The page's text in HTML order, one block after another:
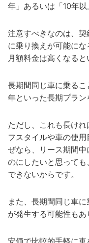
年」あるいは「10年以
注意すべきなのは、
に乗り換えが可能にな
月額料金は高くなると
長期間同じ車に乗る
年といった長期プラン
ただし、これも長け
フスタイルや車の使
ぜなら、リース期間
のにしたいと思って
できないからです。
また、長期間同じ車
が発生する可能性もあ
安価で比較的手軽に